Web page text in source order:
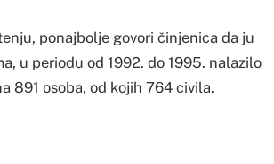
ponajbolje govori činjenica da ju
u periodu od 1992. do 1995. nalazilo
891 osoba, od kojih 764 civila.